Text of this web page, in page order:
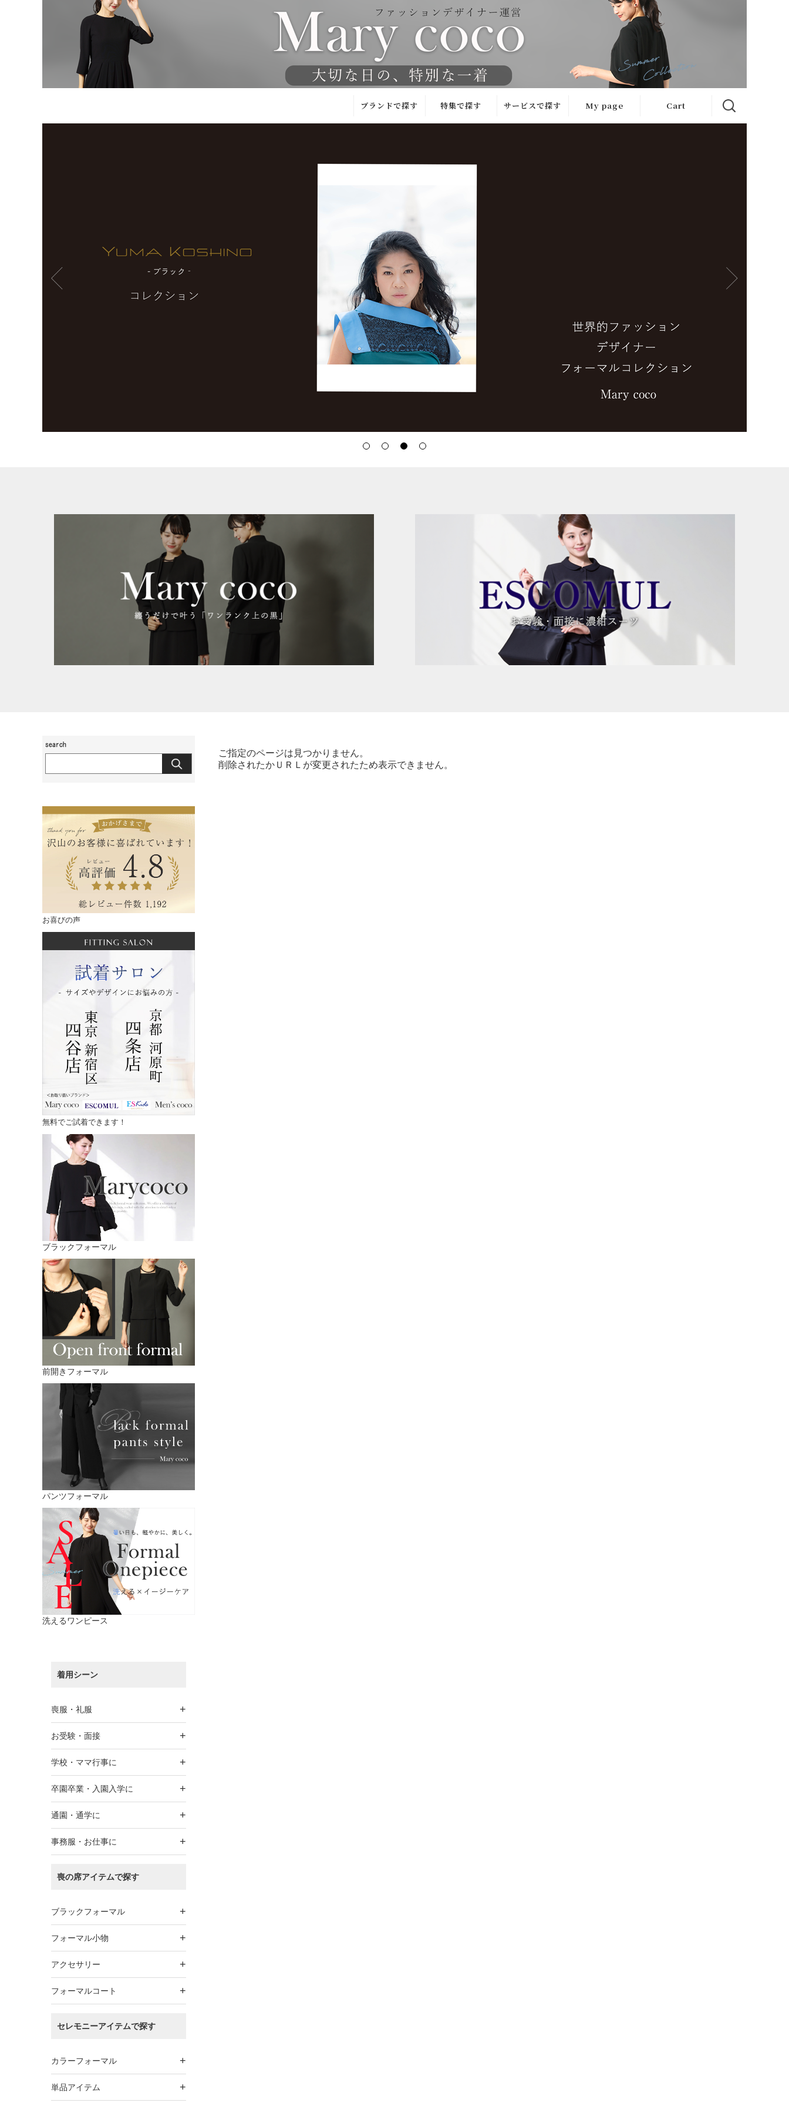
ブランドで探す
JAPAN
YUMA
KOSHINO
小篠ゆま
ESCOMUL
VIBLISS ＆
NAVY
ES kids
特集で探す
洗えるブラック
フォーマル
日本製
フォーマル
体系カバー
ワンピース
サービスで探す My page Cart
ご指定のページは見つかりません。
削除されたかＵＲＬが変更されたため表示できません。
お喜びの声
無料でご試着できます！
ブラックフォーマル
前開きフォーマル
パンツフォーマル
洗えるワンピース
着用シーン
喪服・礼服 +
お受験・面接 +
学校・ママ行事に +
卒園卒業・入園入学に +
通園・通学に +
事務服・お仕事に +
喪の席アイテムで探す
ブラックフォーマル +
フォーマル小物 +
アクセサリー +
フォーマルコート +
セレモニーアイテムで探す
カラーフォーマル +
単品アイテム +